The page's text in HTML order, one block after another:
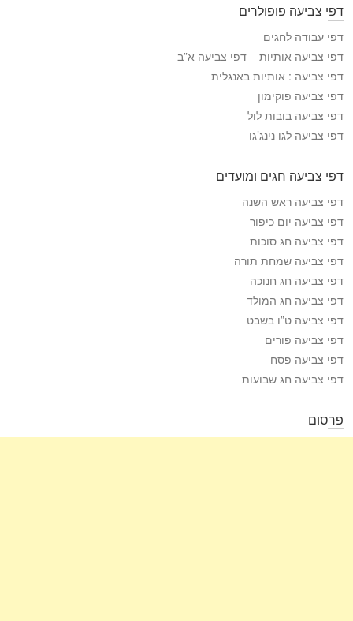
י
ה
צ
י
ע
ה
דפי צביעה פופולרים
דפי עבודה לחגים
דפי צביעה אותיות – דפי צביעה א”ב
דפי צביעה : אותיות באנגלית
דפי צביעה פוקימון
דפי צביעה בובות לול
דפי צביעה לגו נינג’גו
דפי צביעה חגים ומועדים
דפי צביעה ראש השנה
דפי צביעה יום כיפור
דפי צביעה חג סוכות
דפי צביעה שמחת תורה
דפי צביעה חג חנוכה
דפי צביעה חג המולד
דפי צביעה ט”ו בשבט
דפי צביעה פורים
דפי צביעה פסח
דפי צביעה חג שבועות
פרסום